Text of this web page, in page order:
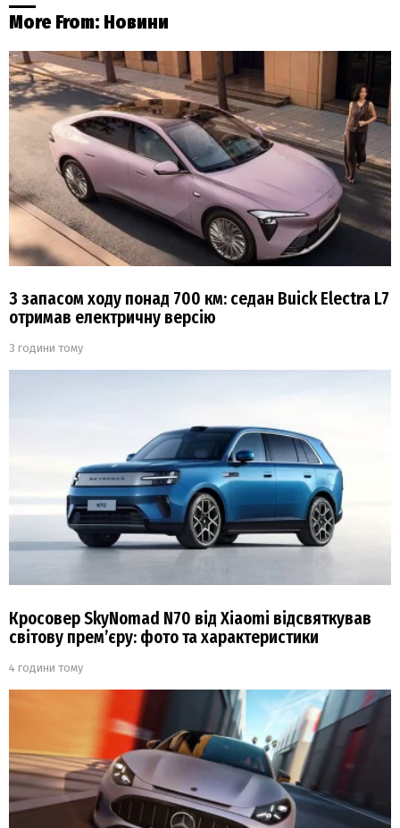
More From: Новини
З запасом ходу понад 700 км: седан Buick Electra L7
отримав електричну версію
3 години тому
Кросовер SkyNomad N70 від Xiaomi відсвяткував
світову прем’єру: фото та характеристики
4 години тому